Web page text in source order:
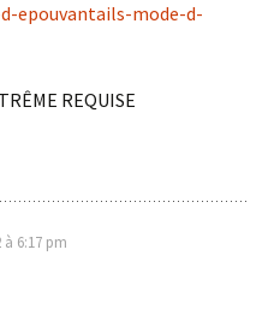
epouvantails-mode-d-
REQUISE
à 6:17 pm